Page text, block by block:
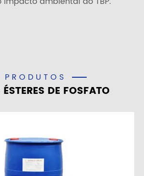
PRODUTOS
DE FOSFATO